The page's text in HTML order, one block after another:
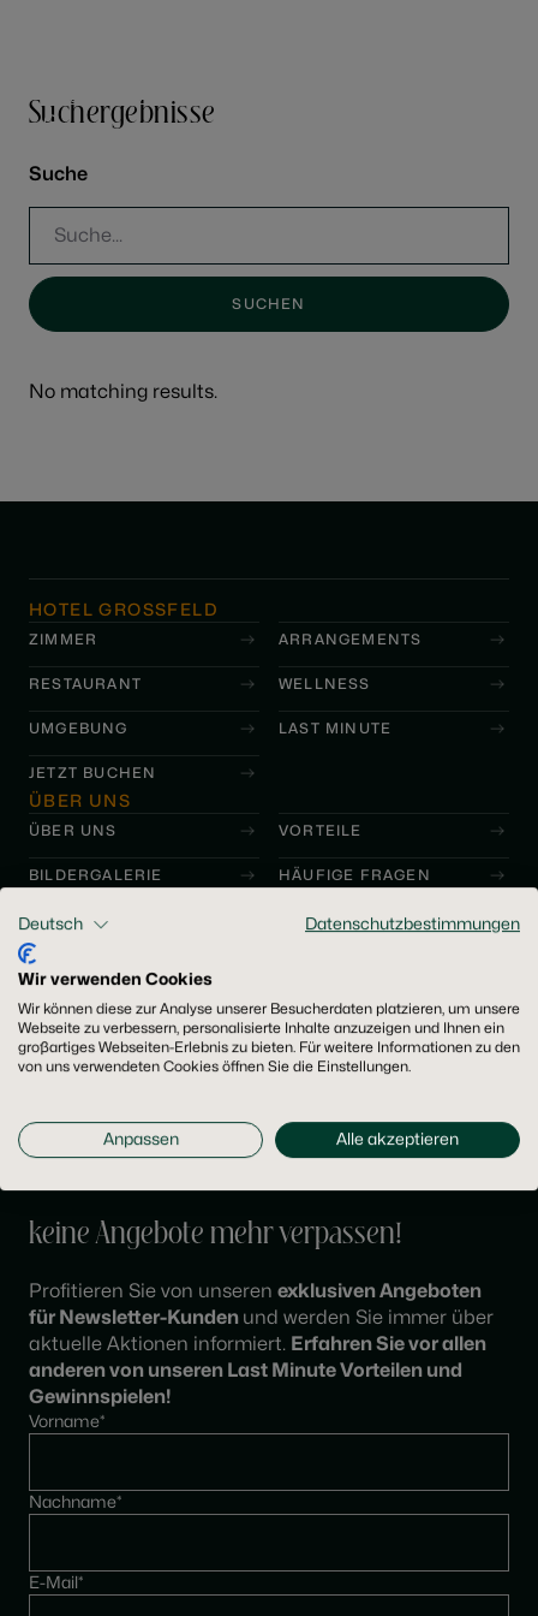
Suchergebnisse
Suche
No matching results.
HOTEL GROSSFELD
ZIMMER ARRANGEMENTS
RESTAURANT WELLNESS
UMGEBUNG LAST MINUTE
JETZT BUCHEN
ÜBER UNS
ÜBER UNS VORTEILE
BILDERGALERIE HÄUFIGE FRAGEN
Hotel Grossfeld GmbH & Co. KG
Schloßstraße 6
48455 Bad Bentheim
Tel:+49 (0) 5922 77770
Mail:info@grossfeld.de
KONTAKTFORMULAR
keine Angebote mehr verpassen!
Profitieren Sie von unseren exklusiven Angeboten
für Newsletter-Kunden und werden Sie immer über
aktuelle Aktionen informiert. Erfahren Sie vor allen
anderen von unseren Last Minute Vorteilen und
Gewinnspielen!
Vorname*
Nachname*
E-Mail*
Deutsch Datenschutzbestimmungen
Wir verwenden Cookies
Wir können diese zur Analyse unserer Besucherdaten platzieren, um unsere
Webseite zu verbessern, personalisierte Inhalte anzuzeigen und Ihnen ein
großartiges Webseiten-Erlebnis zu bieten. Für weitere Informationen zu den
von uns verwendeten Cookies öffnen Sie die Einstellungen.
Anpassen Alle akzeptieren